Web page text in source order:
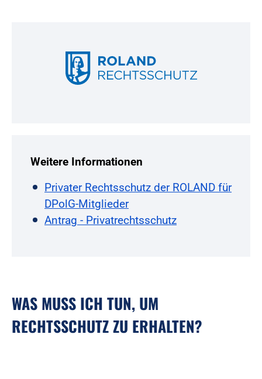
Weitere Informationen
Privater Rechtsschutz der ROLAND für
DPolG-Mitglieder
Antrag - Privatrechtsschutz
WAS MUSS ICH TUN, UM
RECHTSSCHUTZ ZU ERHALTEN?